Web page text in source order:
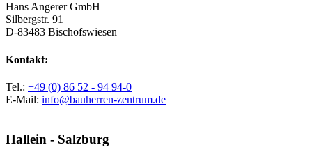
Hans Angerer GmbH
Silbergstr. 91
D-83483 Bischofswiesen
Kontakt:
Tel.: +49 (0) 86 52 - 94 94-0
E-Mail: info@bauherren-zentrum.de
Hallein - Salzburg